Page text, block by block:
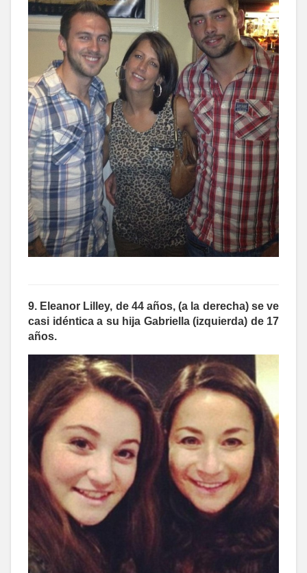
9. Eleanor Lilley, de 44 años, (a la derecha) se ve
casi idéntica a su hija Gabriella (izquierda) de 17
años.